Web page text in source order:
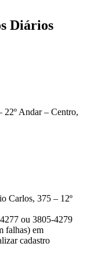
Diários
Andar – Centro,
Carlos, 375 – 12º
ou 3805-4279
falhas) em
cadastro